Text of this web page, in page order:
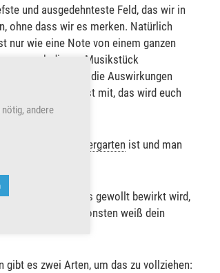
und ausgedehnteste Feld, das wir in
ohne dass wir es merken. Natürlich
nur wie eine Note von einem ganzen
euch dieses Musikstück
arbeitet ihr, aber die Auswirkungen
gar nicht bewusst mit, das wird euch
im Zaubergartenist und man
weil dann etwas gewollt bewirkt wird,
wäre. Aber ansonsten weiß dein
gibt es zwei Arten, um das zu vollziehen:
andere